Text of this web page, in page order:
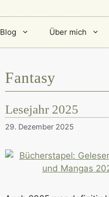
Blog Über mich
Fantasy
Lesejahr 2025
29. Dezember 2025